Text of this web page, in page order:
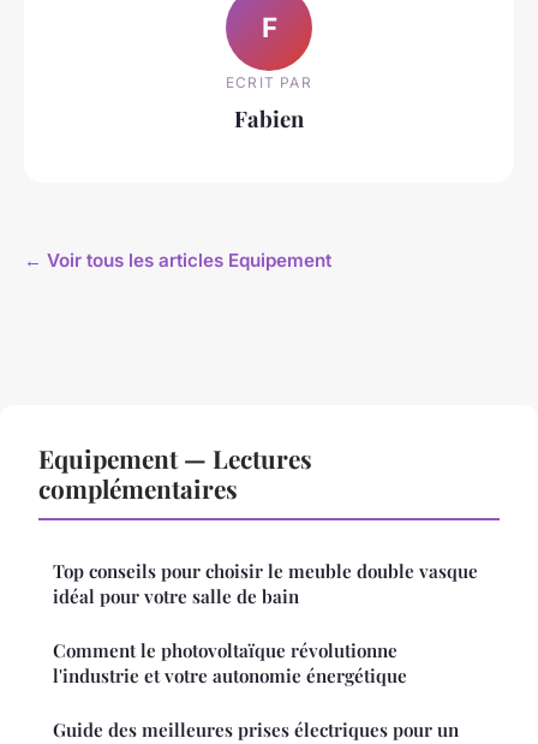
F
ECRIT PAR
Fabien
← Voir tous les articles Equipement
Equipement — Lectures
complémentaires
Top conseils pour choisir le meuble double vasque
idéal pour votre salle de bain
Comment le photovoltaïque révolutionne
l'industrie et votre autonomie énergétique
Guide des meilleures prises électriques pour un